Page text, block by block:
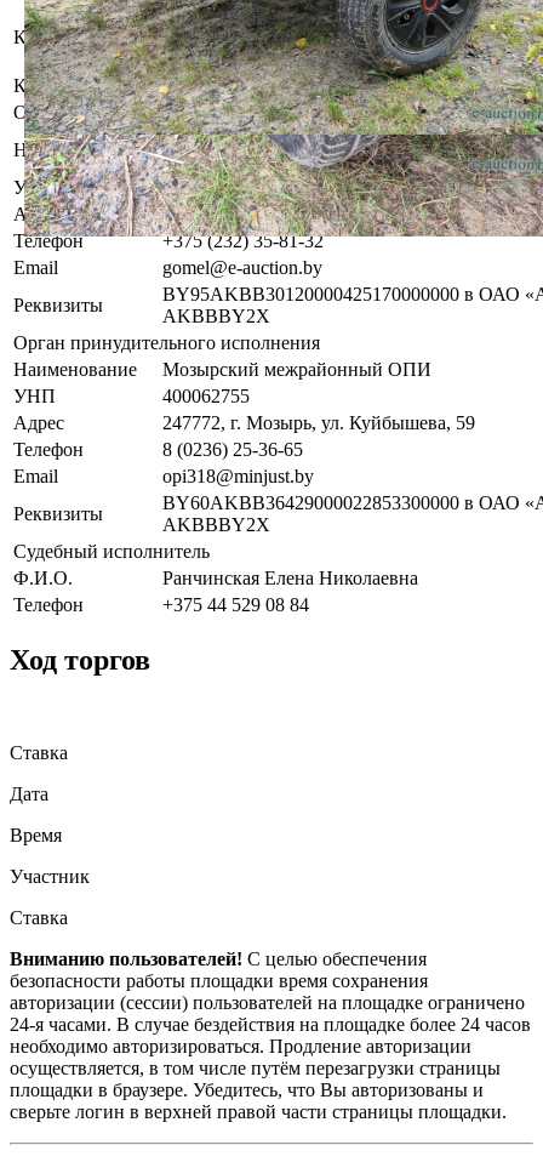
Контактное лицо
Имущество оставлено судебным
хранителю.
За дополнительной информацией
Контакты
+375445293915
Организатор/оператор торгов
Наименование
Гомельский филиал республиканского
оказанию услуг «БелЮрОбеспечение»
УНП
192821149
Адрес
г. Гомель, ул. Троллейбусная, 6
Телефон
+375 (232) 35-81-32
Email
gomel@e-auction.by
Реквизиты
BY95AKBB30120000425170000000 в ОАО
AKBBBY2X
Орган принудительного исполнения
Наименование
Мозырский межрайонный ОПИ
УНП
400062755
Адрес
247772, г. Мозырь, ул. Куйбышева, 59
Телефон
8 (0236) 25-36-65
Email
opi318@minjust.by
Реквизиты
BY60AKBB36429000022853300000 в ОАО
AKBBBY2X
Судебный исполнитель
Ф.И.О.
Ранчинская Елена Николаевна
Телефон
+375 44 529 08 84
Ход торгов
Ставка
Дата
Время
Участник
Ставка
Вниманию пользователей! С целью обеспечения
безопасности работы площадки время сохранения
авторизации (сессии) пользователей на площадке ограничено
24-я часами. В случае бездействия на площадке более 24 часов
необходимо авторизироваться. Продление авторизации
осуществляется, в том числе путём перезагрузки страницы
площадки в браузере. Убедитесь, что Вы авторизованы и
сверьте логин в верхней правой части страницы площадки.